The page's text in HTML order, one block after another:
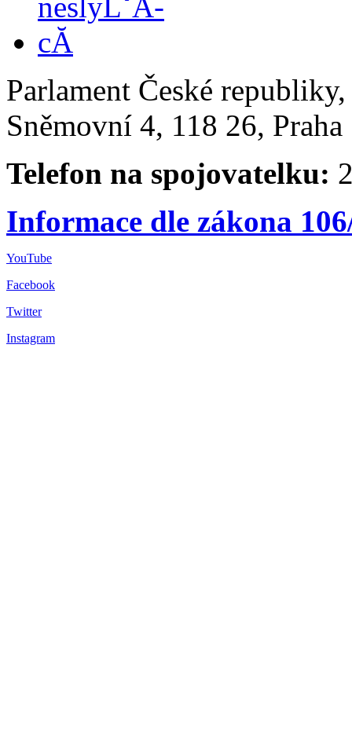
Parlament České
Sněmovní 4, 118 26,
Telefon na spojovatelku:
Informace dle zákona
YouTube
Facebook
Twitter
Instagram